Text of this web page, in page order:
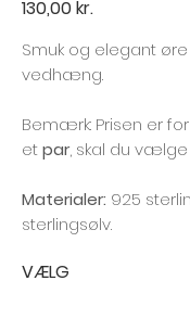
130,00 kr.
Smuk og elegant
vedhæng.
Bemærk: Prisen er for
etpar, skal du vælge
Materialer: 925
sterlingsølv.
VÆLG